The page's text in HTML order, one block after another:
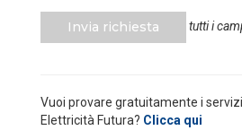
Invia richiesta tutti i
Vuoi provare gratuitamente i
Elettricità Futura? Clicca qui